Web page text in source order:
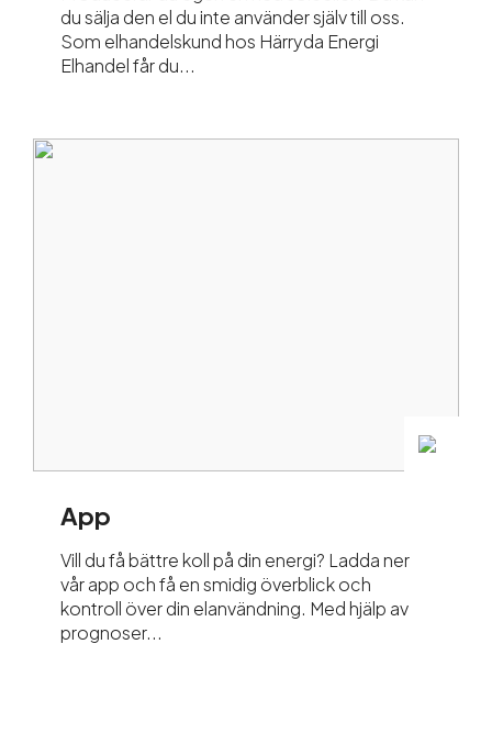
du sälja den el du inte använder själv till oss.
Som elhandelskund hos Härryda Energi
Elhandel får du...
App
Vill du få bättre koll på din energi? Ladda ner
vår app och få en smidig överblick och
kontroll över din elanvändning. Med hjälp av
prognoser...